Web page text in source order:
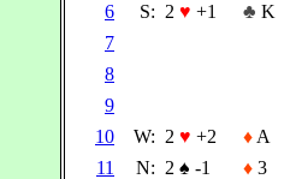
6
S: 2 ♥ +1 ♣ K
7
8
9
10
W: 2 ♥ +2 ♦ A
11
N: 2 ♠ -1 ♦ 3